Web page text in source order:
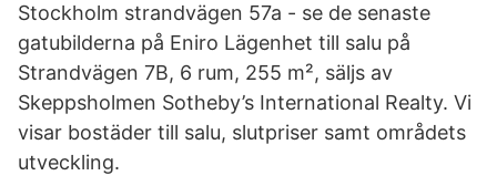
Stockholm strandvägen 57a - se de senaste
gatubilderna på Eniro Lägenhet till salu på
Strandvägen 7B, 6 rum, 255 m², säljs av
Skeppsholmen Sotheby’s International Realty. Vi
visar bostäder till salu, slutpriser samt områdets
utveckling.